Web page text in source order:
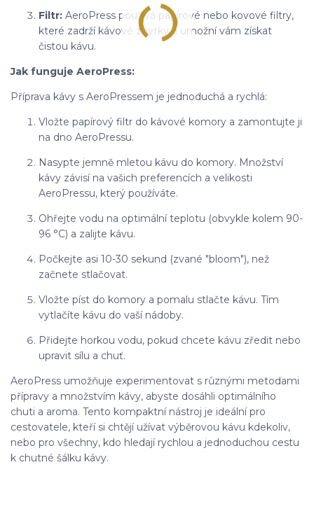
Filtr: AeroPress používá papírové nebo kovové filtry,
které zadrží kávové zbytky a umožní vám získat
čistou kávu.
Jak funguje AeroPress:
Příprava kávy s AeroPressem je jednoduchá a rychlá:
Vložte papírový filtr do kávové komory a zamontujte ji
na dno AeroPressu.
Nasypte jemně mletou kávu do komory. Množství
kávy závisí na vašich preferencích a velikosti
AeroPressu, který používáte.
Ohřejte vodu na optimální teplotu (obvykle kolem 90-
96 °C) a zalijte kávu.
Počkejte asi 10-30 sekund (zvané "bloom"), než
začnete stlačovat.
Vložte píst do komory a pomalu stlačte kávu. Tím
vytlačíte kávu do vaší nádoby.
Přidejte horkou vodu, pokud chcete kávu zředit nebo
upravit sílu a chuť.
AeroPress umožňuje experimentovat s různými metodami
přípravy a množstvím kávy, abyste dosáhli optimálního
chuti a aroma. Tento kompaktní nástroj je ideální pro
cestovatele, kteří si chtějí užívat výběrovou kávu kdekoliv,
nebo pro všechny, kdo hledají rychlou a jednoduchou cestu
k chutné šálku kávy.